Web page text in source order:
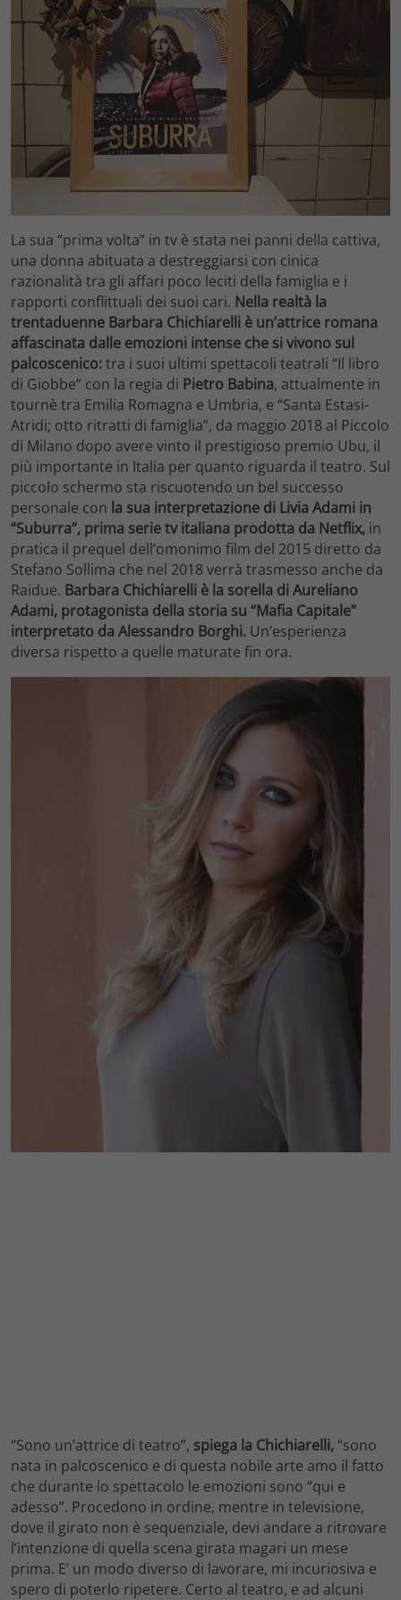
La sua “prima volta” in tv è stata nei panni della cattiva,
una donna abituata a destreggiarsi con cinica
razionalità tra gli affari poco leciti della famiglia e i
rapporti conflittuali dei suoi cari. Nella realtà la
trentaduenne Barbara Chichiarelli è un’attrice romana
affascinata dalle emozioni intense che si vivono sul
palcoscenico:tra i suoi ultimi spettacoli teatrali “Il libro
di Giobbe” con la regia di Pietro Babina, attualmente in
tournè tra Emilia Romagna e Umbria, e “Santa Estasi-
Atridi; otto ritratti di famiglia”, da maggio 2018 al Piccolo
di Milano dopo avere vinto il prestigioso premio Ubu, il
più importante in Italia per quanto riguarda il teatro. Sul
piccolo schermo sta riscuotendo un bel successo
personale con la sua interpretazione di Livia Adami in
“Suburra”, prima serie tv italiana prodotta da Netflix, in
pratica il prequel dell’omonimo film del 2015 diretto da
Stefano Sollima che nel 2018 verrà trasmesso anche da
Raidue. Barbara Chichiarelli è la sorella di Aureliano
Adami, protagonista della storia su “Mafia Capitale”
interpretato da Alessandro Borghi. Un’esperienza
diversa rispetto a quelle maturate fin ora.
“Sono un’attrice di teatro”, spiega la Chichiarelli,“sono
nata in palcoscenico e di questa nobile arte amo il fatto
che durante lo spettacolo le emozioni sono “qui e
adesso”. Procedono in ordine, mentre in televisione,
dove il girato non è sequenziale, devi andare a ritrovare
l’intenzione di quella scena girata magari un mese
prima. E’ un modo diverso di lavorare, mi incuriosiva e
spero di poterlo ripetere. Certo al teatro, e ad alcuni